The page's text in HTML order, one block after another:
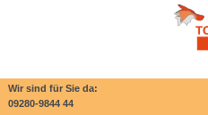
Wir sind für Sie da:
09280-9844 44